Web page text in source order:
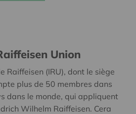
Union
Raiffeisen (IRU), dont le siège
plus de 50 membres dans
dans le monde, qui appliquent
Wilhelm Raiffeisen. Cera